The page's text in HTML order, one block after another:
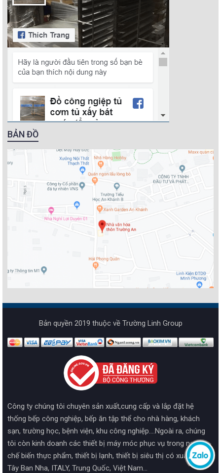
BẢN ĐỒ
Bản quyền 2019 thuộc về Trường Linh Group
Công ty chúng tôi chuyên sản xuất,cung cấp và lắp đặt hệ
thống bếp công nghiệp, bếp ăn tập thể cho nhà hàng, khách
sạn, trường học, bệnh viện, khu công nghiệp....Ngoài ra, chúng
tôi còn kinh doanh các thiết bị máy móc phục vụ trong ngành
chế biến thực phẩm, thiết bị lạnh, thiết bị siêu thị có xuất xứ từ
Tây Ban Nha, ITALY, Trung Quốc, Việt Nam...